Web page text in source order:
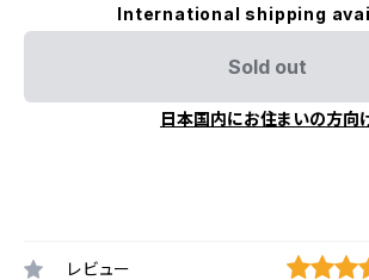
International shipping
Sold out
日本国内にお住まいの方向
レビュー